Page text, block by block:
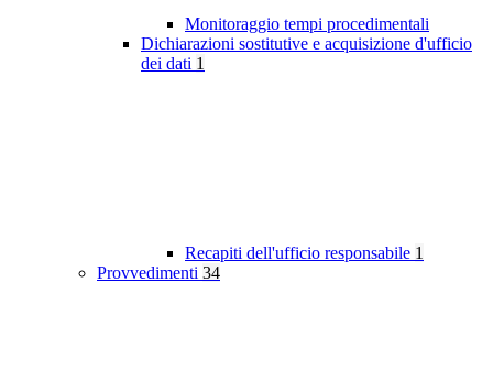
Monitoraggio tempi procedimentali
Dichiarazioni sostitutive e acquisizione d'ufficio
dei dati 1
Recapiti dell'ufficio responsabile 1
Provvedimenti 34